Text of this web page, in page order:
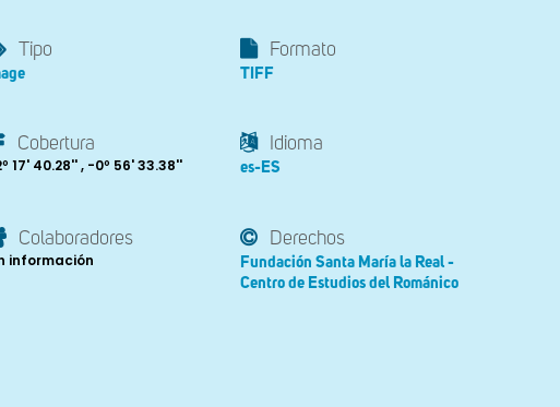
Tipo Formato
TIFF
Cobertura
17' 40.28'' , -0º 56' 33.38''
Idioma
es-ES
Colaboradores
información
Derechos
Fundación Santa María la Real -
Centro de Estudios del Románico